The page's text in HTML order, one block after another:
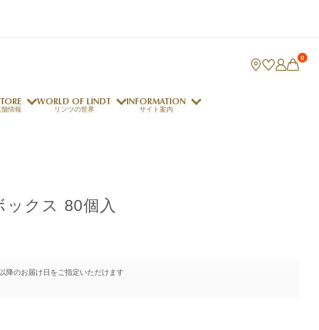
0
情報
WORLD OF LINDT
リンツの世界
茶
INFORMATION
サイト案内
ックス 80個入
降のお届け日をご指定いただけます